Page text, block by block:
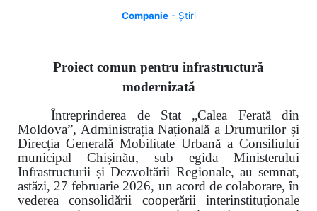
Companie- Știri
Proiect comun pentru infrastructură
modernizată
Întreprinderea de Stat „Calea Ferată din
Moldova”, Administrația Națională a Drumurilor și
Direcția Generală Mobilitate Urbană a Consiliului
municipal Chișinău, sub egida Ministerului
Infrastructurii și Dezvoltării Regionale, au semnat,
astăzi, 27 februarie 2026, un acord de colaborare, în
vederea consolidării cooperării interinstituționale